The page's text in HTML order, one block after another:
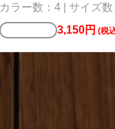
カラー数：4 | サイズ数
3,150円 (税